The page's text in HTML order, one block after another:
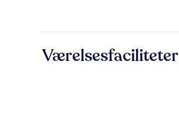
Værelsesfaciliteter